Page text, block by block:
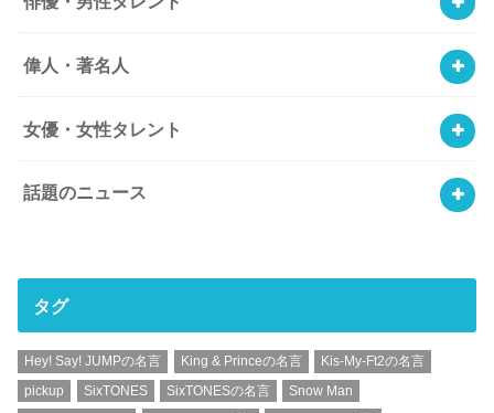
偉人・著名人
女優・女性タレント
話題のニュース
タグ
Hey! Say! JUMPの名言 King & Princeの名言
Kis-My-Ft2の名言
pickup
SixTONES SixTONESの名言
Snow Man